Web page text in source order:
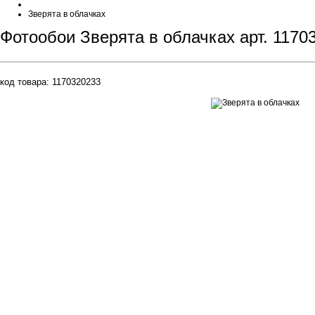
Зверята в облачках
Фотообои Зверята в облачках арт.
код товара: 1170320233